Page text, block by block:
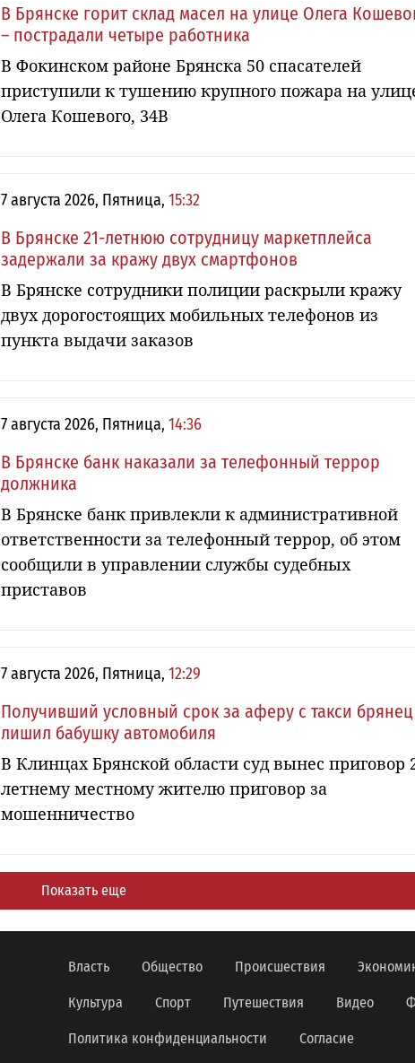
В Брянске горит склад масел на улице Олега
– пострадали четыре работника
В Фокинском районе Брянска 50 спасателей
приступили к тушению крупного пожара на
Олега Кошевого, 34В
7 августа 2026, Пятница, 15:32
В Брянске 21-летнюю сотрудницу маркетплейса
задержали за кражу двух смартфонов
В Брянске сотрудники полиции раскрыли кражу
двух дорогостоящих мобильных телефонов из
пункта выдачи заказов
7 августа 2026, Пятница, 14:36
В Брянске банк наказали за телефонный террор
должника
В Брянске банк привлекли к административной
ответственности за телефонный террор, об этом
сообщили в управлении службы судебных
приставов
7 августа 2026, Пятница, 12:29
Получивший условный срок за аферу с такси брянец
лишил бабушку автомобиля
В Клинцах Брянской области суд вынес приговор
летнему местному жителю приговор за
мошенничество
Показать еще
Власть Общество Происшествия
Культура Спорт Путешествия Видео
Политика конфиденциальности Согласие